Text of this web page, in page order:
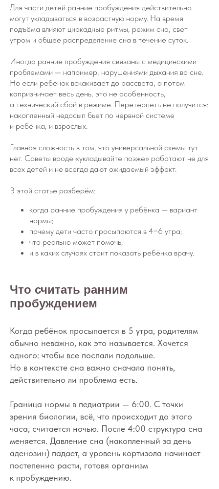
Для части детей ранние пробуждения действительно
могут укладываться в возрастную норму. На время
подъёма влияют циркадные ритмы, режим сна, свет
утром и общее распределение сна в течение суток.
Иногда ранние пробуждения связаны с медицинскими
проблемами — например, нарушениями дыхания во сне.
Но если ребёнок вскакивает до рассвета, а потом
капризничает весь день, это не особенность,
а технический сбой в режиме. Перетерпеть не получится:
накопленный недосып бьет по нервной системе
и ребёнка, и взрослых.
Главная сложность в том, что универсальной схемы тут
нет. Советы вроде «укладывайте позже» работают не для
всех детей и не всегда дают ожидаемый эффект.
В этой статье разберём:
когда ранние пробуждения у ребёнка — вариант
нормы;
почему дети часто просыпаются в 4−6 утра;
что реально может помочь;
и в каких случаях стоит показать ребёнка врачу.
Что считать ранним
пробуждением
Когда ребёнок просыпается в 5 утра, родителям
обычно неважно, как это называется. Хочется
одного: чтобы все поспали подольше.
Но в контексте сна важно сначала понять,
действительно ли проблема есть.
Граница нормы в педиатрии — 6:00. С точки
зрения биологии, всё, что происходит до этого
часа, считается ночью. После 4:00 структура сна
меняется. Давление сна (накопленный за день
аденозин) падает, а уровень кортизола начинает
постепенно расти, готовя организм
к пробуждению.